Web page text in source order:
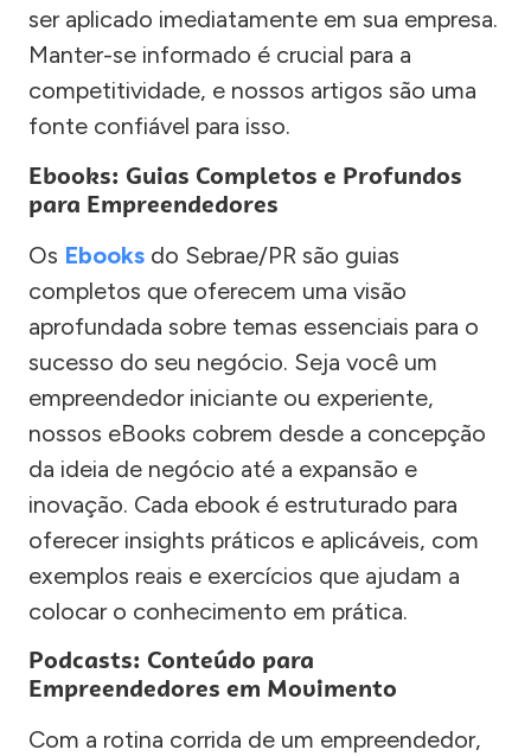
ser aplicado imediatamente em sua empresa.
Manter-se informado é crucial para a
competitividade, e nossos artigos são uma
fonte confiável para isso.
Ebooks: Guias Completos e Profundos
para Empreendedores
Os Ebooks do Sebrae/PR são guias
completos que oferecem uma visão
aprofundada sobre temas essenciais para o
sucesso do seu negócio. Seja você um
empreendedor iniciante ou experiente,
nossos eBooks cobrem desde a concepção
da ideia de negócio até a expansão e
inovação. Cada ebook é estruturado para
oferecer insights práticos e aplicáveis, com
exemplos reais e exercícios que ajudam a
colocar o conhecimento em prática.
Podcasts: Conteúdo para
Empreendedores em Movimento
Com a rotina corrida de um empreendedor,